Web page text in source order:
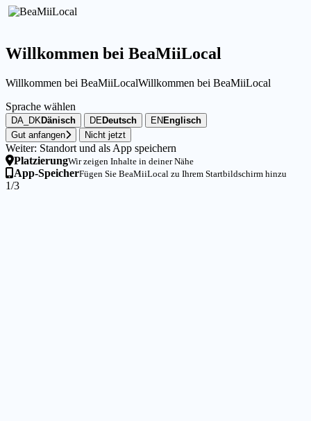
Willkommen bei BeaMiiLocal
Willkommen bei BeaMiiLocalWillkommen bei BeaMiiLocal
Sprache wählen
DA_DK Dänisch DE Deutsch EN Englisch
Gut anfangen
Nicht jetzt
Weiter: Standort und als App speichern
PlatzierungWir zeigen Inhalte in deiner Nähe
App-SpeicherFügen Sie BeaMiiLocal zu Ihrem Startbildschirm hinzu
1/3